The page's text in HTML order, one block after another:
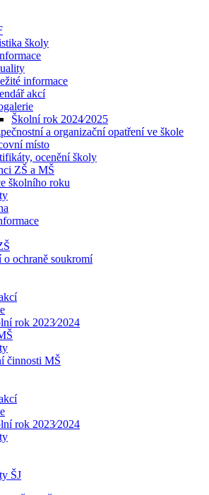
školy
informace
akcí
Školní rok 2024⁄2025
a organizační opatření ve škole
místo
ocenění školy
ZŠ a MŠ
školního roku
o ochraně soukromí
rok 2023⁄2024
činnosti MŠ
rok 2023⁄2024
ŠJ